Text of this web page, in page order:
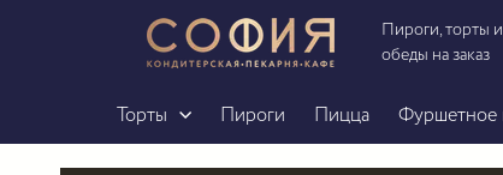
Пироги, торты
обеды на заказ
Торты Пироги Пицца